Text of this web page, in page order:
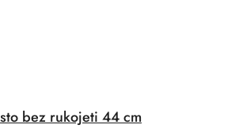
bez rukojeti 44 cm